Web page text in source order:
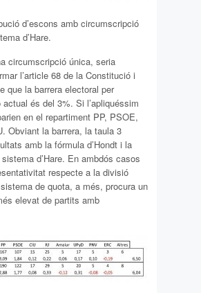
d’escons amb circumscripció
d’Hare.
circumscripció única, seria
l’article 68 de la Constitució i
que la barrera electoral per
és del 3%. Si l’apliquéssim
en el repartiment PP, PSOE,
Obviant la barrera, la taula 3
amb la fórmula d’Hondt i la
d’Hare. En ambdós casos
respecte a la divisió
de quota, a més, procura un
elevat de partits amb